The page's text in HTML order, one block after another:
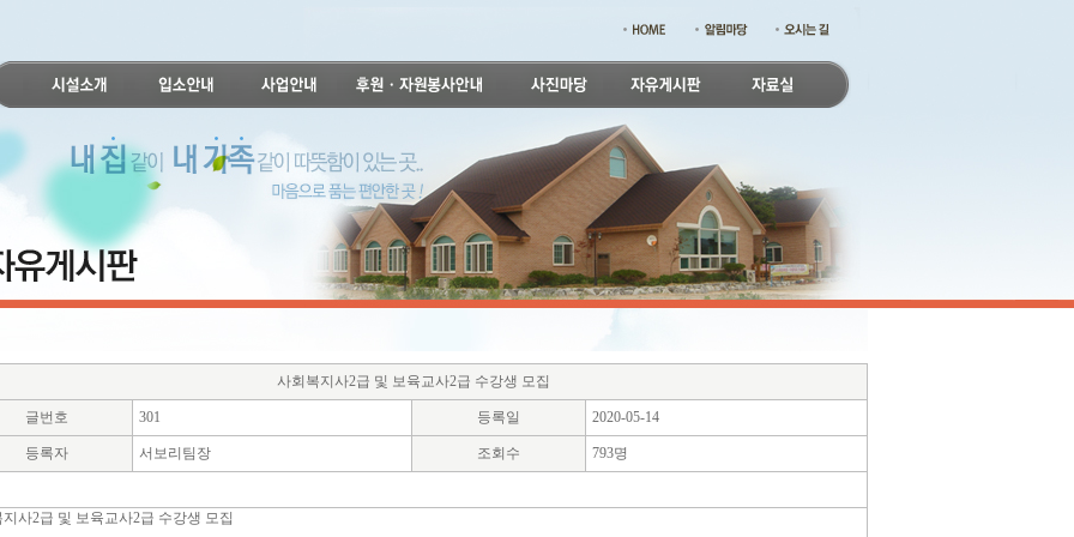
사회복지사2급 및 보육교사2급 수강생 모집
글번호 301 등록일 2020-05-14
등록자 서보리팀장 조회수 793명
사2급 및 보육교사2급 수강생 모집